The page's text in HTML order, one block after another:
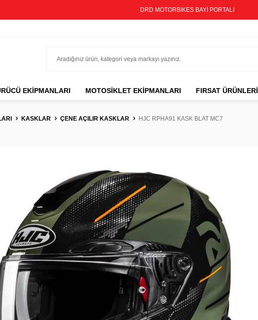
DRD MOTORBIKES BAYİ PORTALI
EKIPMANLARI MOTOSIKLET EKIPMANLARI FIRSAT ÜRÜNLERİ
KASKLAR ÇENE AÇILIR KASKLAR HJC RPHA91 KASK BLAT MC7